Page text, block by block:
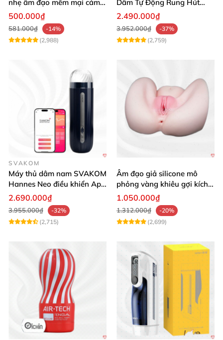
nhẹ âm đạo mềm mại cảm
giác thật
500.000₫
581.000₫
-14%
(2,988)
Dâm Tự Động Rung Hút
App Điều Khiển Xa
2.490.000₫
3.952.000₫
-37%
(2,759)
SVAKOM
Máy thủ dâm nam SVAKOM
Hannes Neo điều khiển App
tương tác
2.690.000₫
3.955.000₫
-32%
(2,715)
Âm đạo giả silicone mô
phỏng vàng khiêu gợi kích
thích mua
1.050.000₫
1.312.000₫
-20%
(2,699)